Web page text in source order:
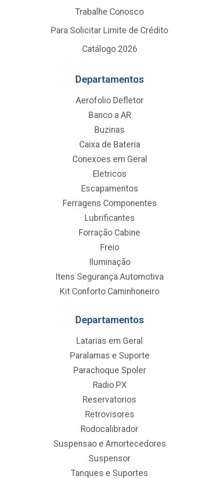
Trabalhe Conosco
Para Solicitar Limite de Crédito
Catálogo 2026
Departamentos
Aerofolio Defletor
Banco a AR
Buzinas
Caixa de Bateria
Conexoes em Geral
Eletricos
Escapamentos
Ferragens Componentes
Lubrificantes
Forração Cabine
Freio
Iluminação
Itens Segurança Automotiva
Kit Conforto Caminhoneiro
Departamentos
Latarias em Geral
Paralamas e Suporte
Parachoque Spoler
Radio PX
Reservatorios
Retrovisores
Rodocalibrador
Suspensao e Amortecedores
Suspensor
Tanques e Suportes